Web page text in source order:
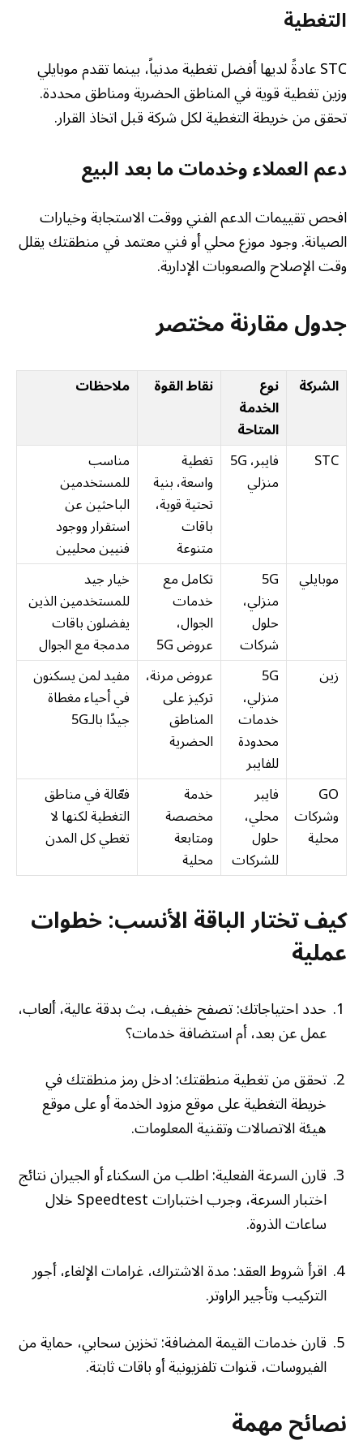
التغطية
STC عادةً لديها أفضل تغطية مدنياً، بينما تقدم موبايلي
وزين تغطية قوية في المناطق الحضرية ومناطق محددة.
تحقق من خريطة التغطية لكل شركة قبل اتخاذ القرار.
دعم العملاء وخدمات ما بعد البيع
افحص تقييمات الدعم الفني ووقت الاستجابة وخيارات
الصيانة. وجود موزع محلي أو فني معتمد في منطقتك يقلل
وقت الإصلاح والصعوبات الإدارية.
جدول مقارنة مختصر
الشركة نوع
الخدمة
المتاحة
نقاط القوة ملاحظات
STC فايبر، 5G
منزلي
تغطية
واسعة، بنية
تحتية قوية،
باقات
متنوعة
مناسب
للمستخدمين
الباحثين عن
استقرار ووجود
فنيين محليين
موبايلي
5G
منزلي،
حلول
شركات
تكامل مع
خدمات
الجوال،
عروض 5G
خيار جيد
للمستخدمين الذين
يفضلون باقات
مدمجة مع الجوال
زين
5G
منزلي،
خدمات
محدودة
للفايبر
عروض مرنة،
تركيز على
المناطق
الحضرية
مفيد لمن يسكنون
في أحياء مغطاة
جيدًا بالـ5G
GO
وشركات
محلية
فايبر
محلي،
حلول
للشركات
خدمة
مخصصة
ومتابعة
محلية
فعّالة في مناطق
التغطية لكنها لا
تغطي كل المدن
كيف تختار الباقة الأنسب: خطوات
عملية
حدد احتياجاتك: تصفح خفيف، بث بدقة عالية، ألعاب،
عمل عن بعد، أم استضافة خدمات؟
تحقق من تغطية منطقتك: ادخل رمز منطقتك في
خريطة التغطية على موقع مزود الخدمة أو على موقع
هيئة الاتصالات وتقنية المعلومات.
قارن السرعة الفعلية: اطلب من السكناء أو الجيران نتائج
اختبار السرعة، وجرب اختبارات Speedtest خلال
ساعات الذروة.
اقرأ شروط العقد: مدة الاشتراك، غرامات الإلغاء، أجور
التركيب وتأجير الراوتر.
قارن خدمات القيمة المضافة: تخزين سحابي، حماية من
الفيروسات، قنوات تلفزيونية أو باقات ثابتة.
نصائح مهمة